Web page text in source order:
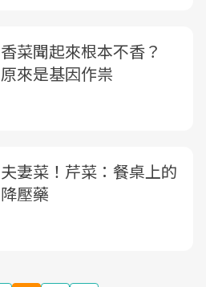
香菜聞起來根本不香？
原來是基因作祟
夫妻菜！芹菜：餐桌上的
降壓藥